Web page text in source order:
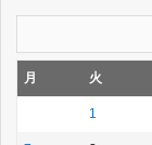
月 火
1